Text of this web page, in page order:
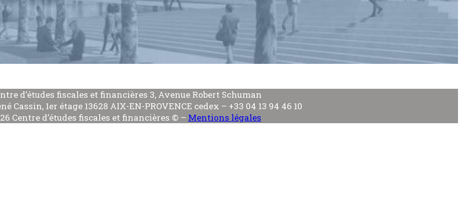
d’études fiscales et financières 3, Avenue Robert Schuman
Cassin, 1er étage 13628 AIX-EN-PROVENCE cedex – +33 04 13 94 46 10
Centre d’études fiscales et financières © – Mentions légales